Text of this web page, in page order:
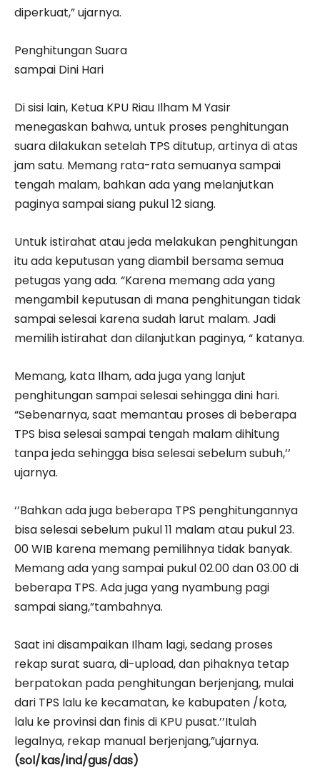
diperkuat,” ujarnya.
Penghitungan Suara
sampai Dini Hari
Di sisi lain, Ketua KPU Riau Ilham M Yasir
menegaskan bahwa, untuk proses penghitungan
suara dilakukan setelah TPS ditutup, artinya di atas
jam satu. Memang rata-rata semuanya sampai
tengah malam, bahkan ada yang melanjutkan
paginya sampai siang pukul 12 siang.
Untuk istirahat atau jeda melakukan penghitungan
itu ada keputusan yang diambil bersama semua
petugas yang ada. “Karena memang ada yang
mengambil keputusan di mana penghitungan tidak
sampai selesai karena sudah larut malam. Jadi
memilih istirahat dan dilanjutkan paginya, “ katanya.
Memang, kata Ilham, ada juga yang lanjut
penghitungan sampai selesai sehingga dini hari.
“Sebenarnya, saat memantau proses di beberapa
TPS bisa selesai sampai tengah malam dihitung
tanpa jeda sehingga bisa selesai sebelum subuh,’’
ujarnya.
‘’Bahkan ada juga beberapa TPS penghitungannya
bisa selesai sebelum pukul 11 malam atau pukul 23.
00 WIB karena memang pemilihnya tidak banyak.
Memang ada yang sampai pukul 02.00 dan 03.00 di
beberapa TPS. Ada juga yang nyambung pagi
sampai siang,”tambahnya.
Saat ini disampaikan Ilham lagi, sedang proses
rekap surat suara, di-upload, dan pihaknya tetap
berpatokan pada penghitungan berjenjang, mulai
dari TPS lalu ke kecamatan, ke kabupaten /kota,
lalu ke provinsi dan finis di KPU pusat.’’Itulah
legalnya, rekap manual berjenjang,”ujarnya.
(sol/kas/ind/gus/das)